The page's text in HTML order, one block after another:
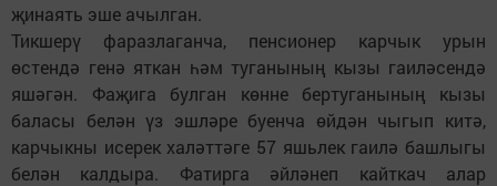
җинаять эше ачылган.
Тикшерү фаразлаганча, пенсионер карчык урын
өстендә генә яткан һәм туганының кызы гаиләсендә
яшәгән. Фаҗига булган көнне бертуганының кызы
баласы белән үз эшләре буенча өйдән чыгып китә,
карчыкны исерек халәттәге 57 яшьлек гаилә башлыгы
белән калдыра. Фатирга әйләнеп кайткач алар